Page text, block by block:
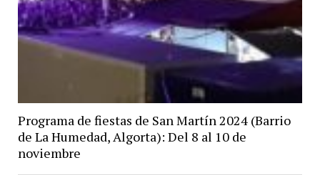
Programa de fiestas de San Martín 2024 (Barrio
de La Humedad, Algorta): Del 8 al 10 de
noviembre